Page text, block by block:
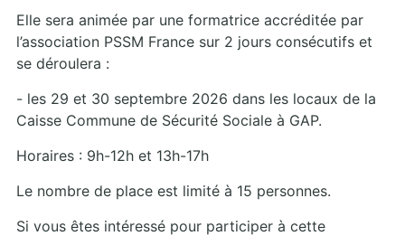
Elle sera animée par une formatrice accréditée par
l’association PSSM France sur 2 jours consécutifs et
se déroulera :
- les 29 et 30 septembre 2026 dans les locaux de la
Caisse Commune de Sécurité Sociale à GAP.
Horaires : 9h-12h et 13h-17h
Le nombre de place est limité à 15 personnes.
Si vous êtes intéressé pour participer à cette